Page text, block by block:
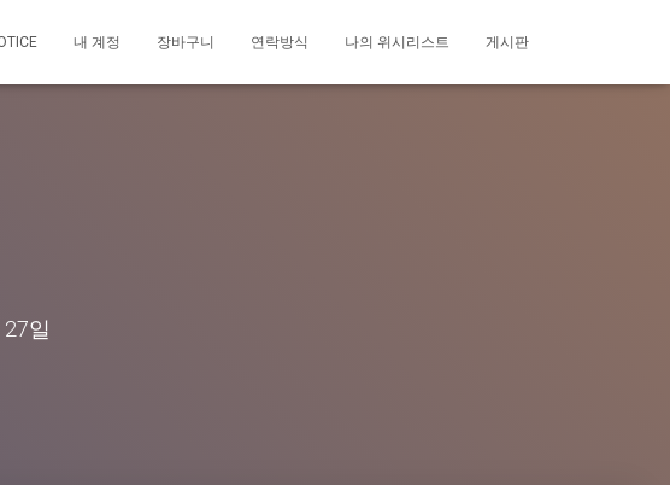
내 계정 장바구니 연락방식 나의 위시리스트 게시판
일